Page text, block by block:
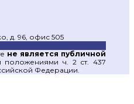
д. 96, офис 505
не является публичной
положениями ч. 2 ст. 437
Федерации.